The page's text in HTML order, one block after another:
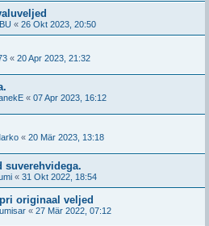
« 26 Okt 2023, 20:50
« 20 Apr 2023, 21:32
« 07 Apr 2023, 16:12
« 20 Mär 2023, 13:18
suverehvidega.
« 31 Okt 2022, 18:54
originaal veljed
« 27 Mär 2022, 07:12